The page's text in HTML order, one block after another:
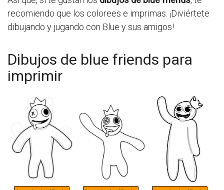
recomiendo que los colorees e imprimas. ¡Diviértete
dibujando y jugando con Blue y sus amigos!
Dibujos de blue friends para
imprimir